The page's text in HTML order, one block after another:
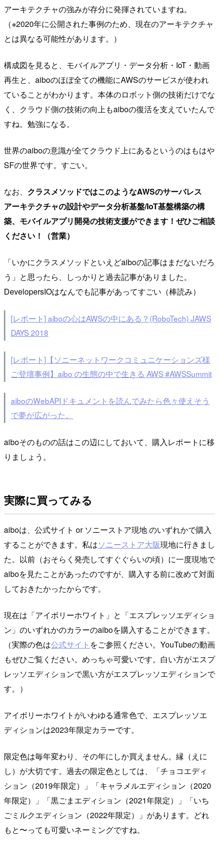
アーキテクチャの強みが存分に発揮されていますね。
（※2020年に公開された事例のため、現在のアーキテクチャ
とは異なる可能性があります。）
構成図を見ると、モバイルアプリ・データ分析・IoT・動画
再生と、aiboのほぼ全ての機能にAWSのサービスが使われ
ていることがわかります。本体のロボット側の技術だけでな
く、クラウド側の技術の向上もaiboの復活を支えていたんで
すね。勉強になる。
世界のaiboの意識が全てクラウド上にあるというのはもはや
SFの世界です。すごい。
なお、 クラスメソッドではこのようなAWSのサーバレス
アーキテクチャの設計やデータ分析基盤/IoT基盤構築の構
築、モバイルアプリ開発の技術支援ができます！ぜひご相談
ください！（営業）
「いかにクラスメソッドといえどaiboの記事はまだないだろ
う」と思ったら、しっかりと過去記事がありました。
DevelopersIOはなんでも記事があってすごい（棒読み）
[レポート] aiboの心はAWSの中にある？(RoboTech) JAWS
DAYS 2018
[レポート]【ソニーネットワークコミュニケーションズ様
ご登壇事例】aibo の生態の中で生きる AWS #AWSSummit
aiboのWebAPIドキュメントを読んでみたら色々使えそう
で夢が広がった。
aiboそのものの話はこの辺にしておいて、購入レポートに移
りましょう。
実際に買ってみる
aiboは、公式サイト or ソニーストア現地 のいずれかで購入
することができます。私はソニーストア大阪現地に行きまし
た。以前（おそらく発売してすぐぐらいの頃）に一度現地で
aiboを見たことがあったのですが、購入する前に改めて対面
しておきたかったからです。
現在は「アイボリーホワイト」と「エスプレッソエディショ
ン」のいずれかのカラーのaiboを購入することができます。
（実際の色は公式サイト をご参照ください。YouTubeの動画
もぜひご覧ください。めっちゃ可愛いです。白い方がエスプ
レッソエディションで黒い方がエスプレッソエディションで
す。）
アイボリーホワイトがいわゆる通常色で、エスプレッソエ
ディションは2023年限定カラーです。
限定色は毎年変わり、その年にしか買えません。縁（えに
し）が大切です。過去の限定色としては、「チョコエディ
ション（2019年限定）」「キャラメルエディション（2020
年限定）」「黒ごまエディション（2021年限定）」「いち
ごミルクエディション（2022年限定）」があります。どれ
もと〜っても可愛いネーミングですね。